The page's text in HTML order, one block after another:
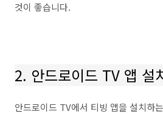
것이 좋습니다.
2. 안드로이드 TV 앱 설
안드로이드 TV에서 티빙 앱을 설치하